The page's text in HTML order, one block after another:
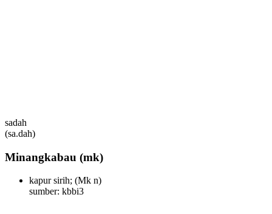
sadah
(sa.dah)
Minangkabau (mk)
kapur sirih; (Mk n)
sumber: kbbi3